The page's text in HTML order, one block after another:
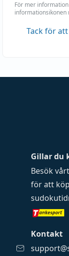
För mer
informationsikonen
Tack för
Gillar du
Besök
för att
Kontakt